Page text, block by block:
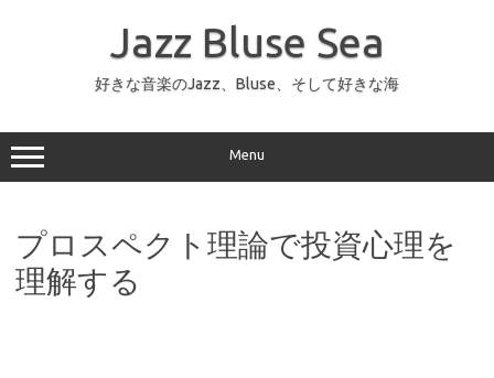
ッ
プ
Jazz Bluse Sea
好きな音楽のJazz、Bluse、そして好きな海
Menu
プロスペクト理論で投資心理を
理解する